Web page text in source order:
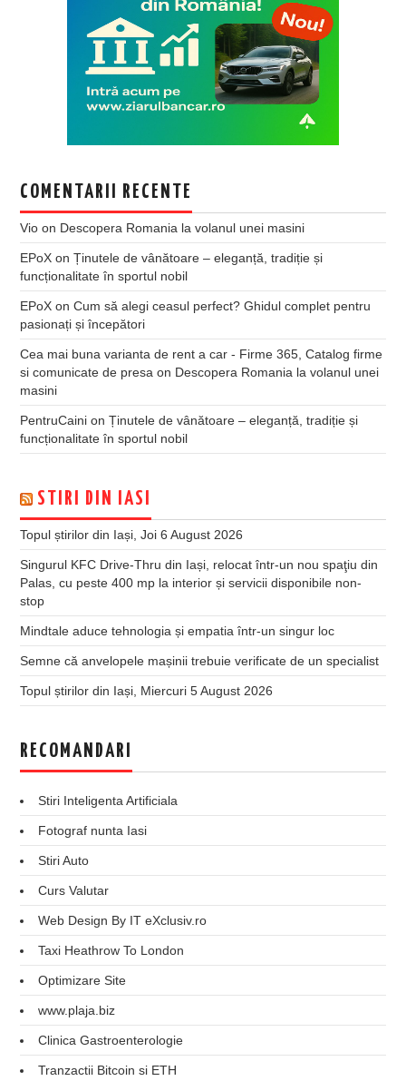
COMENTARII RECENTE
Vio on Descopera Romania la volanul unei masini
EPoX onȚinutele de vânătoare – eleganță, tradiție și
funcționalitate în sportul nobil
EPoX onCum să alegi ceasul perfect? Ghidul complet pentru
pasionați și începători
Cea mai buna varianta de rent a car - Firme 365, Catalog firme
si comunicate de presa on Descopera Romania la volanul unei
masini
PentruCaini onȚinutele de vânătoare – eleganță, tradiție și
funcționalitate în sportul nobil
STIRI DIN IASI
Topul știrilor din Iași, Joi 6 August 2026
Singurul KFC Drive-Thru din Iași, relocat într-un nou spaţiu din
Palas, cu peste 400 mp la interior și servicii disponibile non-
stop
Mindtale aduce tehnologia și empatia într-un singur loc
Semne că anvelopele mașinii trebuie verificate de un specialist
Topul știrilor din Iași, Miercuri 5 August 2026
RECOMANDARI
Stiri Inteligenta Artificiala
Fotograf nunta Iasi
Stiri Auto
Curs Valutar
Web Design By IT eXclusiv.ro
Taxi Heathrow To London
Optimizare Site
www.plaja.biz
Clinica Gastroenterologie
Tranzactii Bitcoin si ETH